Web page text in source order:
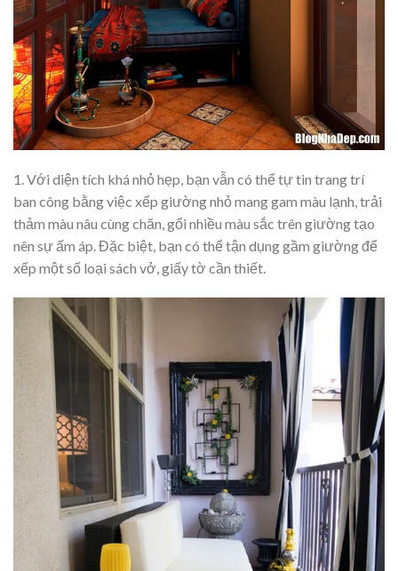
1. Với diện tích khá nhỏ hẹp, bạn vẫn có thể tự tin trang trí
ban công bằng việc xếp giường nhỏ mang gam màu lạnh, trải
thảm màu nâu cùng chăn, gối nhiều màu sắc trên giường tạo
nên sự ấm áp. Đặc biệt, bạn có thể tận dụng gầm giường để
xếp một số loại sách vở, giấy tờ cần thiết.